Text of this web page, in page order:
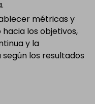
métricas y
los objetivos,
y la
los resultados